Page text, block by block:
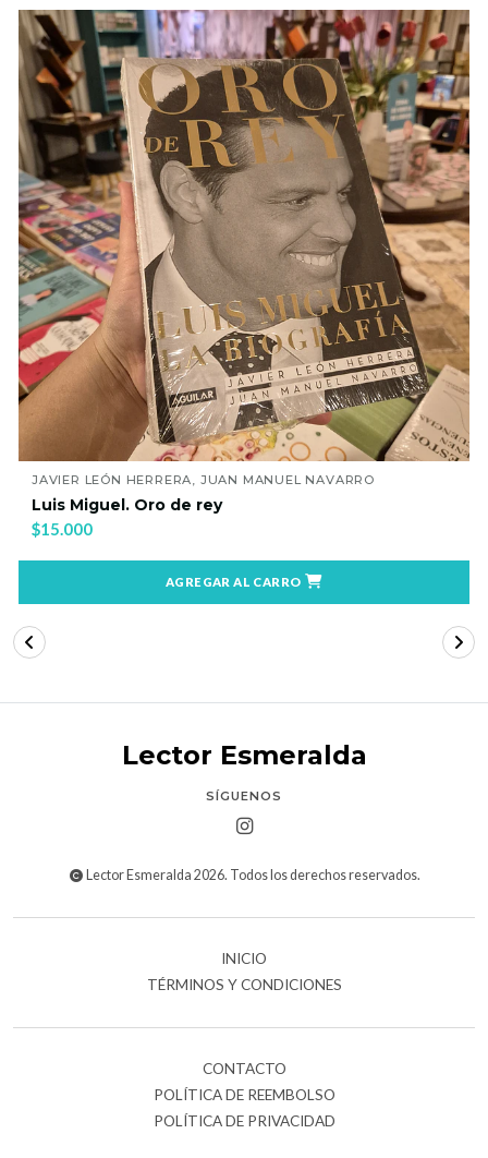
JAVIER LEÓN HERRERA, JUAN MANUEL NAVARRO
Luis Miguel. Oro de rey
$15.000
AGREGAR AL CARRO
Lector Esmeralda
SÍGUENOS
Lector Esmeralda 2026. Todos los derechos reservados.
INICIO
TÉRMINOS Y CONDICIONES
CONTACTO
POLÍTICA DE REEMBOLSO
POLÍTICA DE PRIVACIDAD